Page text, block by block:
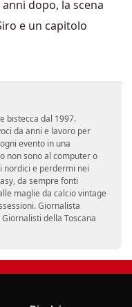
e un capitolo
bistecca dal 1997.
da anni e lavoro per
evento in una
sono al computer o
nordici e perdermi nei
da sempre fonti
maglie da calcio vintage
Giornalista
della Toscana